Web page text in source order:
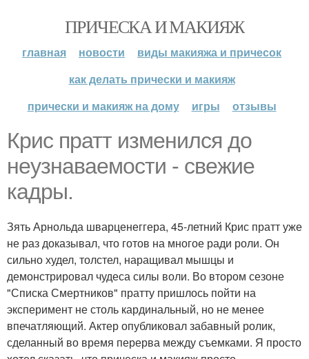
ПРИЧЕСКА И МАКИЯЖ
главная новости
виды макияжа и причесок
как делать прически и макияж
прически и макияж на дому
игры отзывы
Крис пратт изменился до
неузнаваемости - свежие
кадры.
Зять Арнольда шварценеггера, 45-летний Крис пратт уже
не раз доказывал, что готов на многое ради роли. Он
сильно худел, толстел, наращивал мышцы и
демонстрировал чудеса силы воли. Во втором сезоне
"Списка Смертников" пратту пришлось пойти на
эксперимент не столь кардинальный, но не менее
впечатляющий. Актер опубликовал забавный ролик,
сделанный во время перерва между съемками. Я просто